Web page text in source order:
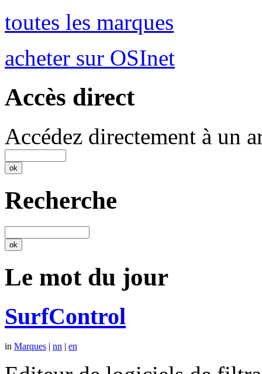
toutes les marques
acheter sur OSInet
Accès direct
Accédez directement à un
Recherche
Le mot du jour
SurfControl
in Marques | nn | en